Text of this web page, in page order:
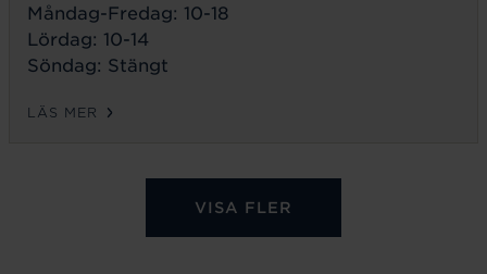
Måndag-Fredag: 10-18
Lördag: 10-14
Söndag: Stängt
LÄS MER
VISA FLER